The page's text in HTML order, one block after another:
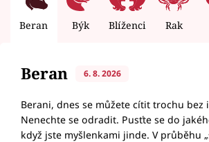
Beran Býk Blíženci Rak
Beran 6. 8. 2026
Berani, dnes se můžete cítit trochu bez
Nenechte se odradit. Pusťte se do
když jste myšlenkami jinde. V průběhu